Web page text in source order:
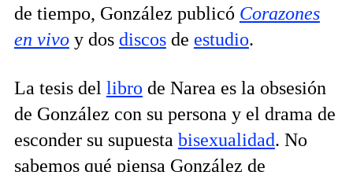
de tiempo, González publicó Corazones
en vivoy dos discosde estudio.
La tesis del libro de Narea es la obsesión
de González con su persona y el drama de
esconder su supuesta bisexualidad. No
sabemos qué piensa González de